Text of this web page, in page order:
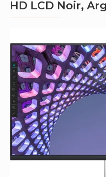
HD LCD Noir,